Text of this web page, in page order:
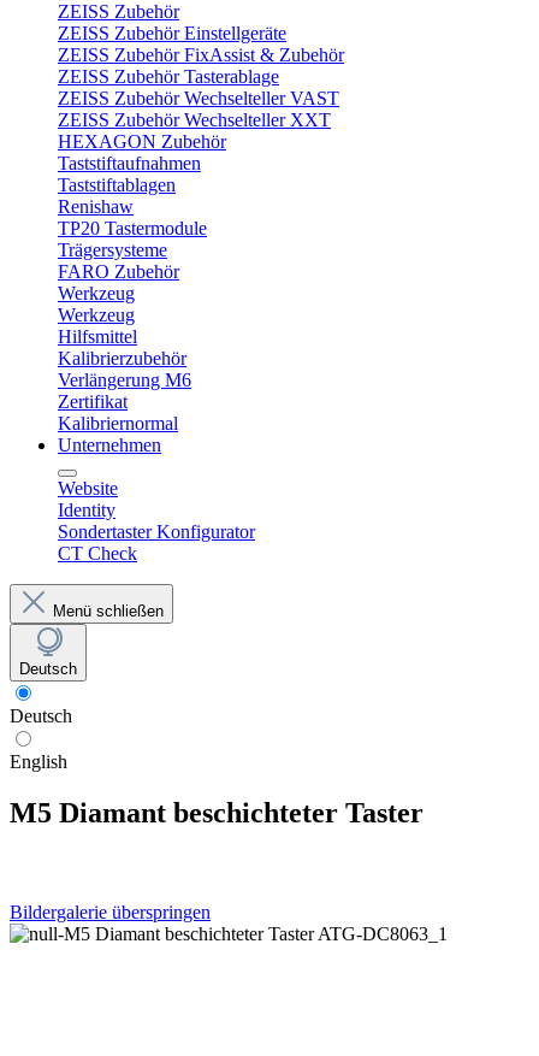
ZEISS Zubehör
ZEISS Zubehör Einstellgeräte
ZEISS Zubehör FixAssist & Zubehör
ZEISS Zubehör Tasterablage
ZEISS Zubehör Wechselteller VAST
ZEISS Zubehör Wechselteller XXT
HEXAGON Zubehör
Taststiftaufnahmen
Taststiftablagen
Renishaw
TP20 Tastermodule
Trägersysteme
FARO Zubehör
Werkzeug
Werkzeug
Hilfsmittel
Kalibrierzubehör
Verlängerung M6
Zertifikat
Kalibriernormal
Unternehmen
Website
Identity
Sondertaster Konfigurator
CT Check
Menü schließen
Deutsch
Deutsch
English
M5 Diamant beschichteter Taster
Bildergalerie überspringen